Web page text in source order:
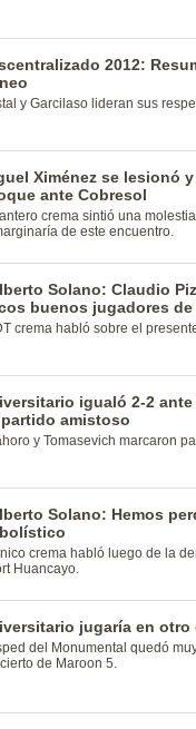
2012:
y Garcilaso lideran sus
Ximénez se lesionó
ante Cobresol
crema sintió una
de este encuentro.
Solano: Claudio
buenos jugadores
crema habló sobre el
igualó 2-2
amistoso
y Tomasevich marcaron
Solano: Hemos
crema habló luego de la
Huancayo.
jugaría en otro
del Monumental quedó
de Maroon 5.